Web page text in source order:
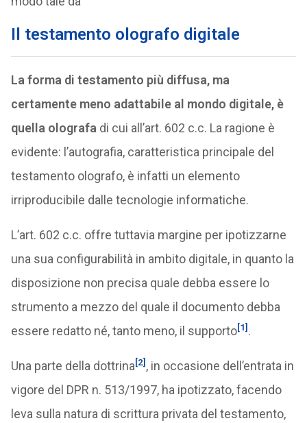
Il testamento olografo digitale
La forma di testamento più diffusa, ma
certamente meno adattabile al mondo digitale, è
quella olografa di cui all’art. 602 c.c. La ragione è
evidente: l’autografia, caratteristica principale del
testamento olografo, è infatti un elemento
irriproducibile dalle tecnologie informatiche.
L’art. 602 c.c. offre tuttavia margine per ipotizzarne
una sua configurabilità in ambito digitale, in quanto la
disposizione non precisa quale debba essere lo
strumento a mezzo del quale il documento debba
essere redatto né, tanto meno, il supporto[1] .
Una parte della dottrina[2] , in occasione dell’entrata in
vigore del DPR n. 513/1997, ha ipotizzato, facendo
leva sulla natura di scrittura privata del testamento,